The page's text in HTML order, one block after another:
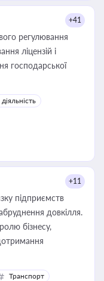
+41
регулювання
ліцензій і
господарської
+11
підприємств
довкілля.
бізнесу,
Транспорт